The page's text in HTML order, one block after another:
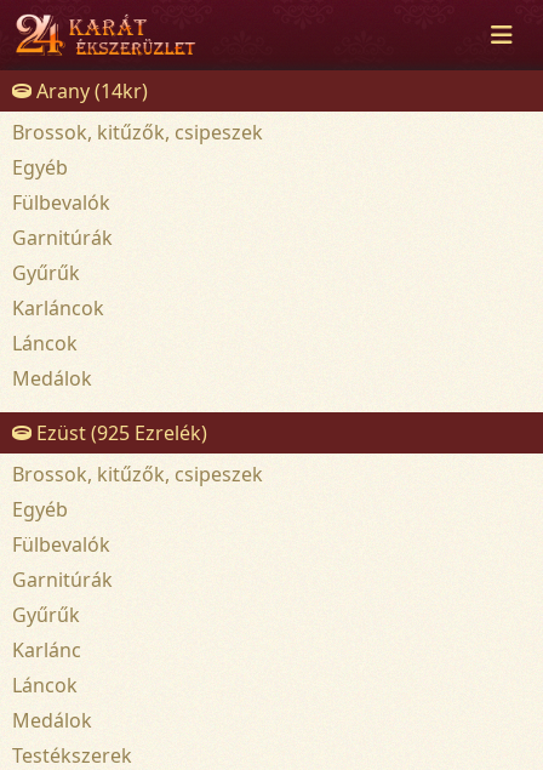
Arany (14kr)
Brossok, kitűzők, csipeszek
Egyéb
Fülbevalók
Garnitúrák
Gyűrűk
Karláncok
Láncok
Medálok
Ezüst (925 Ezrelék)
Brossok, kitűzők, csipeszek
Egyéb
Fülbevalók
Garnitúrák
Gyűrűk
Karlánc
Láncok
Medálok
Testékszerek